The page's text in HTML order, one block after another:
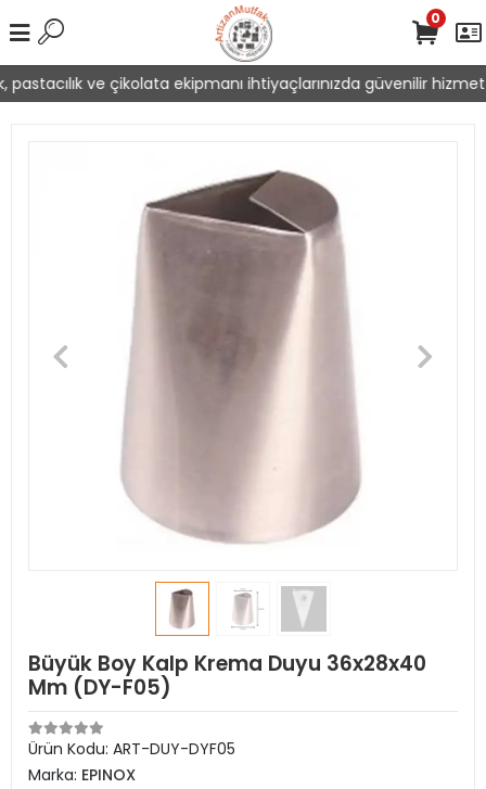
ve çikolata ekipmanı ihtiyaçlarınızda güvenilir hizmet
0
Büyük Boy Kalp Krema Duyu 36x28x40
Mm (DY-F05)
Ürün Kodu: ART-DUY-DYF05
Marka: EPINOX